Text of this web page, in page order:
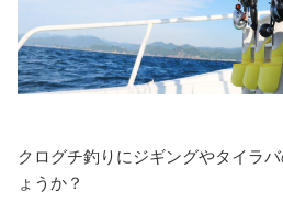
クログチ釣りにジギングやタイラ
ょうか？